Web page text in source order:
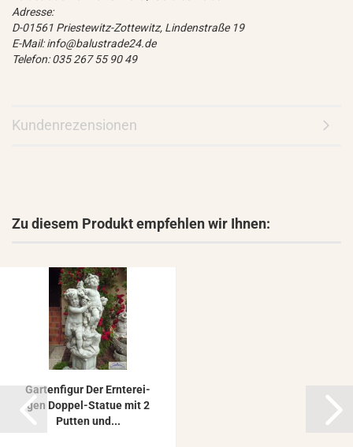
Adresse:
D-01561 Priestewitz-Zottewitz, Lindenstraße 19
E-Mail: info@balustrade24.de
Telefon: 035 267 55 90 49
Kundenrezensionen
Zu diesem Produkt empfehlen wir Ihnen:
Gar­ten­fi­gur Der Ern­ter­ei­
gen Doppel-​​Sta­tue mit 2
Put­ten und...